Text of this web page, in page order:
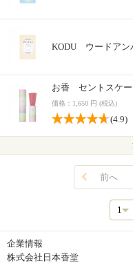
KODU ウードア
お香 セントスケ
価格：1,650 円 (税込)
(4.9)
前へ
企業情報
株式会社日本香堂